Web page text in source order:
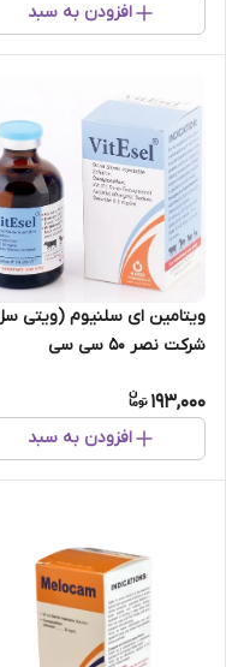
افزودن به سبد
ویتامین ای سلنیوم (ویتی
شرکت نصر 50 سی سی
193,000
افزودن به سبد